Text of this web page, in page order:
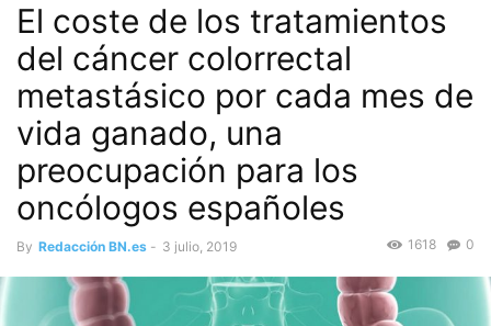
El coste de los tratamientos
del cáncer colorrectal
metastásico por cada mes de
vida ganado, una
preocupación para los
oncólogos españoles
By Redacción BN.es - 3 julio, 2019 0
1618